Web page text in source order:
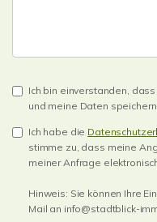
Ich bin einverstanden,
und meine Daten
Ich habe die
stimme zu, dass meine
meiner Anfrage
Hinweis: Sie können Ihre
Mail an info@stadtblick-